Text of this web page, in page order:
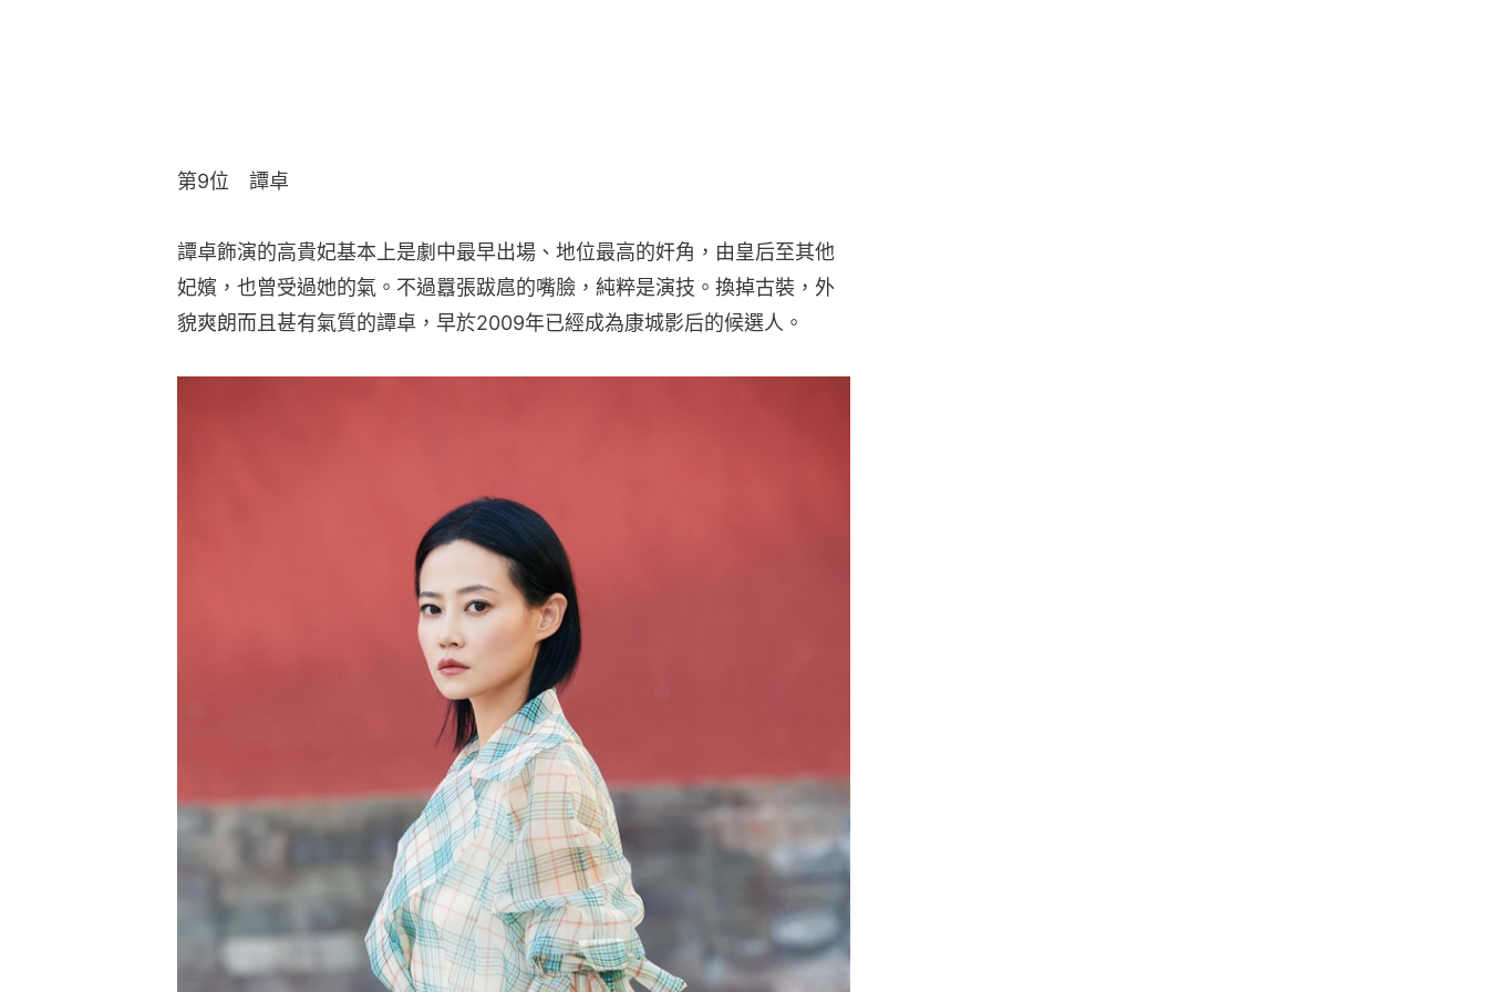
第9位　譚卓
譚卓飾演的高貴妃基本上是劇中最早出場、地位最高的奸角，由皇后至其他
妃嬪，也曾受過她的氣。不過囂張跋扈的嘴臉，純粹是演技。換掉古裝，外
貌爽朗而且甚有氣質的譚卓，早於2009年已經成為康城影后的候選人。